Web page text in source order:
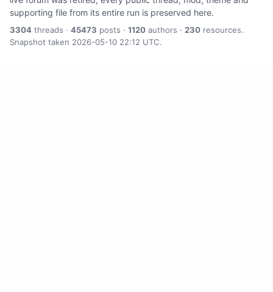
supporting file from its entire run is preserved here.
3304 threads · 45473 posts · 1120 authors · 230 resources.
Snapshot taken 2026-05-10 22:12 UTC.